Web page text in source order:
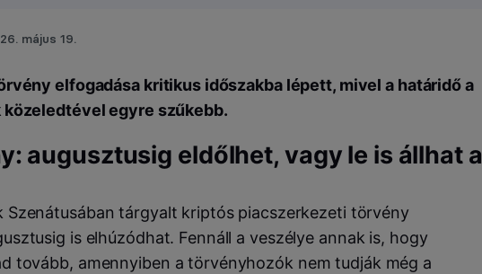
május 19.
elfogadása kritikus időszakba lépett, mivel a határidő a
egyre szűkebb.
augusztusig eldőlhet, vagy le is állhat a
Szenátusában tárgyalt kriptós piacszerkezeti törvény
is elhúzódhat. Fennáll a veszélye annak is, hogy
tovább, amennyiben a törvényhozók nem tudják még a